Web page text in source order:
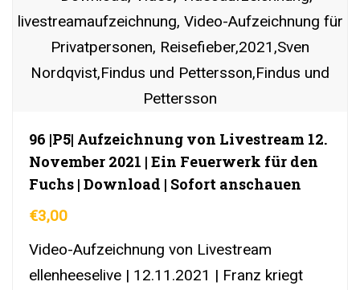
96 |P5| Aufzeichnung von Livestream 12.
November 2021 | Ein Feuerwerk für den
Fuchs | Download | Sofort anschauen
€3,00
Video-Aufzeichnung von Livestream
ellenheeselive | 12.11.2021 | Franz kriegt